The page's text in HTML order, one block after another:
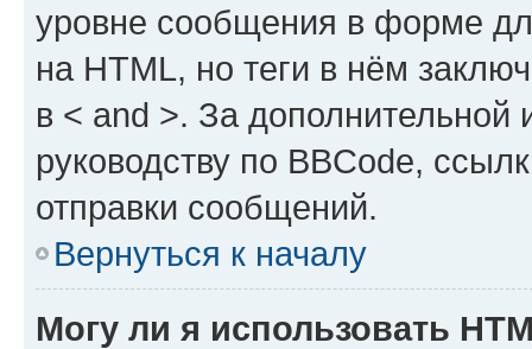
уровне сообщения в форме
на HTML, но теги в нём
в < and >. За
руководству по BBCode,
отправки сообщений.
Вернуться к началу
Могу ли я использовать